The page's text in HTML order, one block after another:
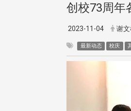
创校73周年
2023-11-04 谢
最新动态 校庆